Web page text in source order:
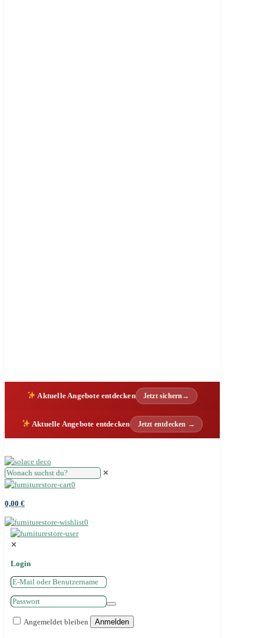
Aktuelle Angebote entdecken Jetzt sichern→
Aktuelle Angebote entdecken Jetzt entdecken →
✕
0
0,00 €
0
✕
Login
Angemeldet bleiben Anmelden